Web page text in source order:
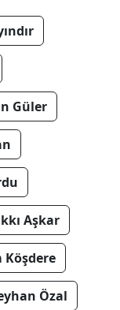
Güler
Aşkar
Özal